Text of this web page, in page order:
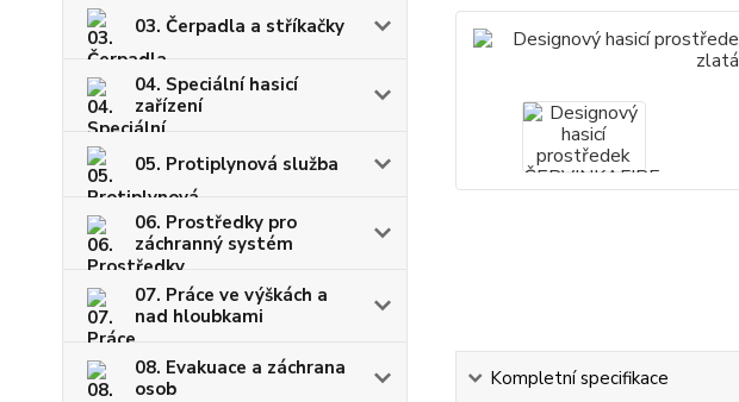
03. Čerpadla a stříkačky
04. Speciální hasicí
zařízení
05. Protiplynová služba
06. Prostředky pro
záchranný systém
07. Práce ve výškách a
nad hloubkami
08. Evakuace a záchrana
osob
Kompletní specifikace